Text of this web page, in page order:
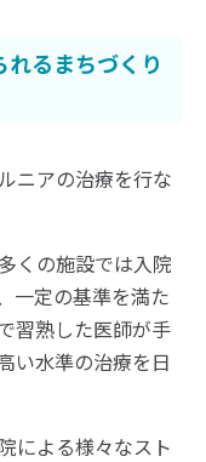
るまちづくり
ニアの治療を行な
くの施設では入院
一定の基準を満た
習熟した医師が手
い水準の治療を日
による様々なスト